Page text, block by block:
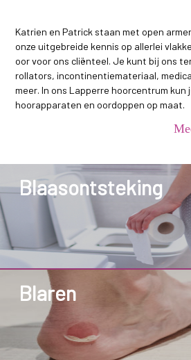
Katrien en Patrick staan met open
onze uitgebreide kennis op allerlei
oor voor ons cliënteel. Je kunt bij ons
rollators, incontinentiemateriaal,
meer. In ons Lapperre hoorcentrum
hoorapparaten en oordoppen op maat.
Blaasontsteking
Blaren